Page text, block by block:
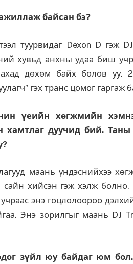
байсан бэ?
туурвидаг Dexon D гэж
хувьд анхны удаа биш
дөхөм байх болов уу.
гэх транс цомог гаргаж
үеийн хөгжмийн
хамтлаг дуучид бий.
маань үндэснийхээ
сайн хийсэн гэж хэлж
энэ гоцлолоороо
Энэ зорилгыг маань DJ
зүйл юу байдаг юм